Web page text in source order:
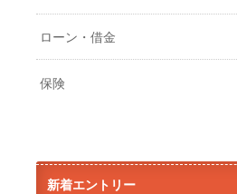
ローン・借金
保険
新着エントリー